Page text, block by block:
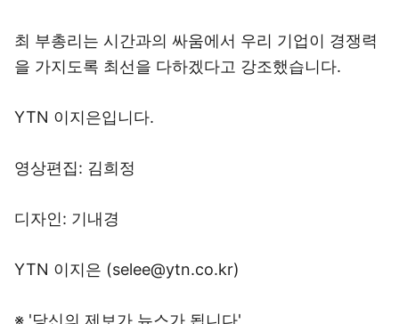
최 부총리는 시간과의 싸움에서 우리 기업이 경쟁력
을 가지도록 최선을 다하겠다고 강조했습니다.
YTN 이지은입니다.
영상편집: 김희정
디자인: 기내경
YTN 이지은 (selee@ytn.co.kr)
※ '당신의 제보가 뉴스가 됩니다'